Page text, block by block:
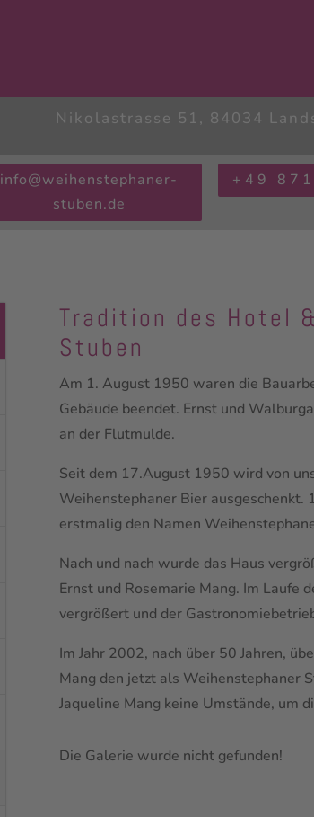
Nikolastrasse 51, 84034
info@weihenstephaner-
stuben.de
+49
Tradition des Hotel
Stuben
Am 1. August 1950 waren die
Gebäude beendet. Ernst und
an der Flutmulde.
Seit dem 17.August 1950 wird von
Weihenstephaner Bier ausgeschenkt.
erstmalig den Namen
Nach und nach wurde das Haus
Ernst und Rosemarie Mang. Im Laufe
vergrößert und der
Im Jahr 2002, nach über 50 Jahren,
Mang den jetzt als Weihenstephaner
Jaqueline Mang keine Umstände, um
Die Galerie wurde nicht gefunden!